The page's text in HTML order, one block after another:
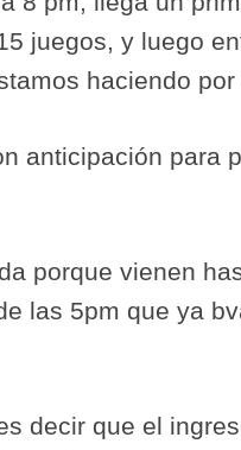
juegos, y luego
haciendo por
anticipación para
porque vienen
las 5pm que ya
decir que el